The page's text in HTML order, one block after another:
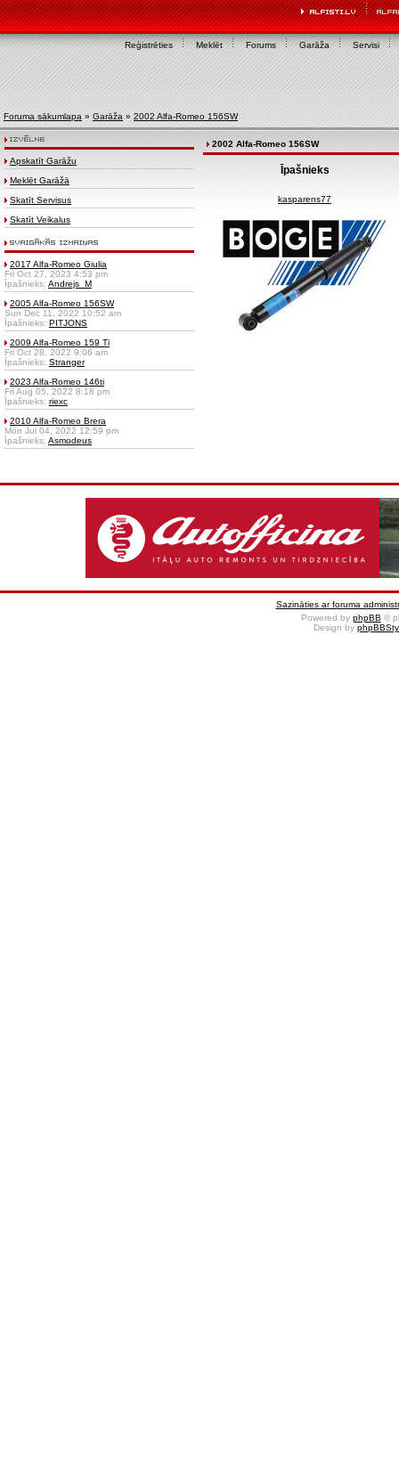
Reģistrēties Meklēt Forums Garāža Servisi
Foruma sākumlapa » Garāža » 2002 Alfa-Romeo 156SW
Apskatīt Garāžu
Meklēt Garāžā
Skatīt Servisus
Skatīt Veikalus
2017 Alfa-Romeo Giulia
Fri Oct 27, 2023 4:53 pm
Īpašnieks: Andrejs_M
2005 Alfa-Romeo 156SW
Sun Dec 11, 2022 10:52 am
Īpašnieks: PITJONS
2009 Alfa-Romeo 159 Ti
Fri Oct 28, 2022 9:06 am
Īpašnieks: Stranger
2023 Alfa-Romeo 146ti
Fri Aug 05, 2022 8:18 pm
Īpašnieks: riexc
2010 Alfa-Romeo Brera
Mon Jul 04, 2022 12:59 pm
Īpašnieks: Asmodeus
2002 Alfa-Romeo 156SW
Īpašnieks
kasparens77
Sazināties ar foruma
Powered by phpBB ©
Design by